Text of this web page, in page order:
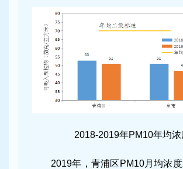
2018-2019年PM10年均
2019年，青浦区PM10月均浓